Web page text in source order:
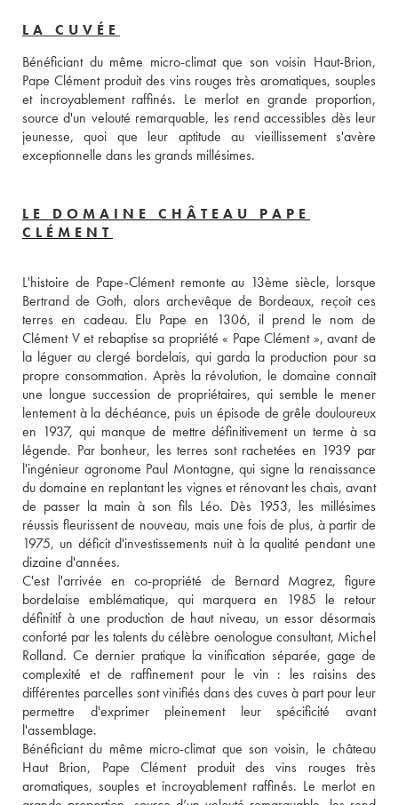
LA CUVÉE
Bénéficiant du même micro-climat que son voisin Haut-Brion,
Pape Clément produit des vins rouges très aromatiques, souples
et incroyablement raffinés. Le merlot en grande proportion,
source d'un velouté remarquable, les rend accessibles dès leur
jeunesse, quoi que leur aptitude au vieillissement s'avère
exceptionnelle dans les grands millésimes.
LE DOMAINE CHÂTEAU PAPE
CLÉMENT
L'histoire de Pape-Clément remonte au 13ème siècle, lorsque
Bertrand de Goth, alors archevêque de Bordeaux, reçoit ces
terres en cadeau. Elu Pape en 1306, il prend le nom de
Clément V et rebaptise sa propriété « Pape Clément », avant de
la léguer au clergé bordelais, qui garda la production pour sa
propre consommation. Après la révolution, le domaine connaît
une longue succession de propriétaires, qui semble le mener
lentement à la déchéance, puis un épisode de grêle douloureux
en 1937, qui manque de mettre définitivement un terme à sa
légende. Par bonheur, les terres sont rachetées en 1939 par
l'ingénieur agronome Paul Montagne, qui signe la renaissance
du domaine en replantant les vignes et rénovant les chais, avant
de passer la main à son fils Léo. Dès 1953, les millésimes
réussis fleurissent de nouveau, mais une fois de plus, à partir de
1975, un déficit d'investissements nuit à la qualité pendant une
dizaine d'années.
C'est l'arrivée en co-propriété de Bernard Magrez, figure
bordelaise emblématique, qui marquera en 1985 le retour
définitif à une production de haut niveau, un essor désormais
conforté par les talents du célèbre oenologue consultant, Michel
Rolland. Ce dernier pratique la vinification séparée, gage de
complexité et de raffinement pour le vin : les raisins des
différentes parcelles sont vinifiés dans des cuves à part pour leur
permettre d'exprimer pleinement leur spécificité avant
l'assemblage.
Bénéficiant du même micro-climat que son voisin, le château
Haut Brion, Pape Clément produit des vins rouges très
aromatiques, souples et incroyablement raffinés. Le merlot en